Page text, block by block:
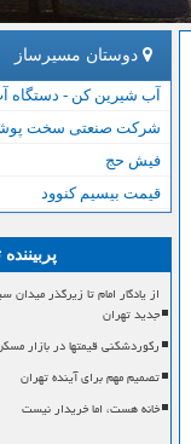
دوستان مسیرساز
آب شیرین کن - دستگاه
شرکت صنعتی سخت
فیش حج
قیمت بیسیم کنوود
از یادگار امام تا زیرگذر
جدید تهران
رکوردشکنی قیمتها در بازار
تصمیم مهم برای آینده تهران
خانه هست، اما خریدار نیست